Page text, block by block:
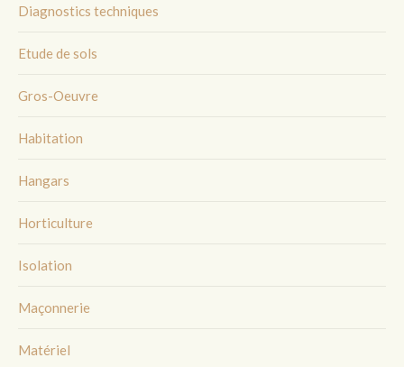
Diagnostics techniques
Etude de sols
Gros-Oeuvre
Habitation
Hangars
Horticulture
Isolation
Maçonnerie
Matériel